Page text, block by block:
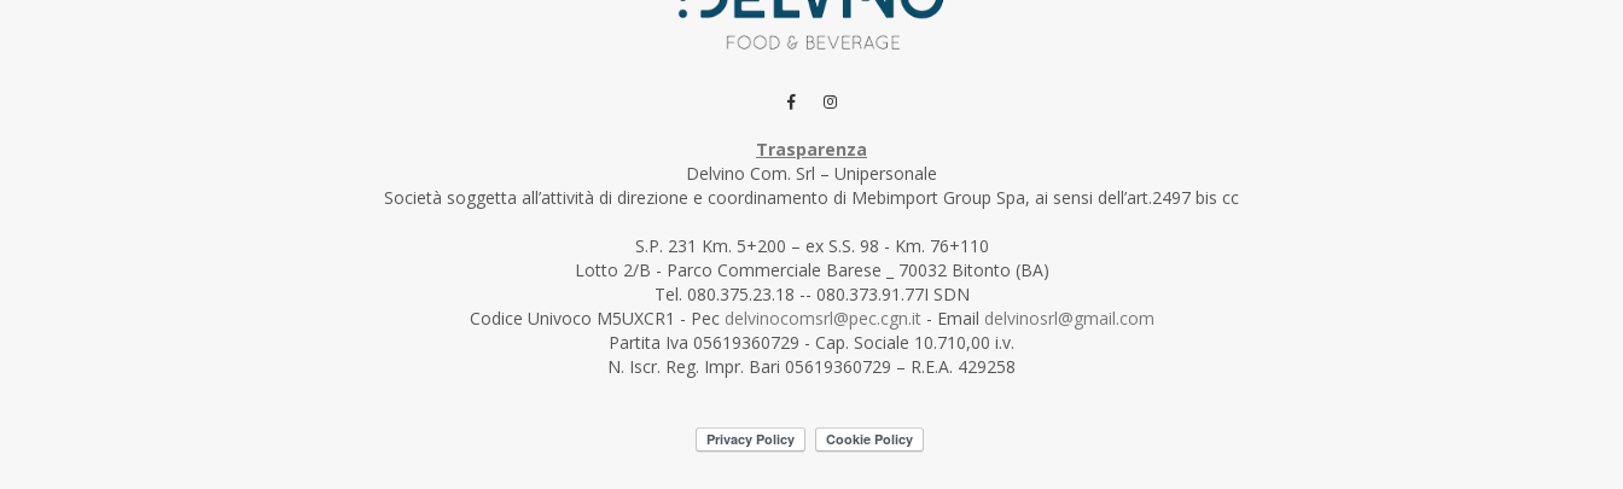
Trasparenza
Delvino Com. Srl – Unipersonale
Società soggetta all’attività di direzione e coordinamento di Mebimport Group Spa, ai sensi dell’art.2497 bis cc
S.P. 231 Km. 5+200 – ex S.S. 98 - Km. 76+110
Lotto 2/B - Parco Commerciale Barese _ 70032 Bitonto (BA)
Tel. 080.375.23.18 -- 080.373.91.77I SDN
Codice Univoco M5UXCR1 - Pec delvinocomsrl@pec.cgn.it- Email delvinosrl@gmail.com
Partita Iva 05619360729 - Cap. Sociale 10.710,00 i.v.
N. Iscr. Reg. Impr. Bari 05619360729 – R.E.A. 429258